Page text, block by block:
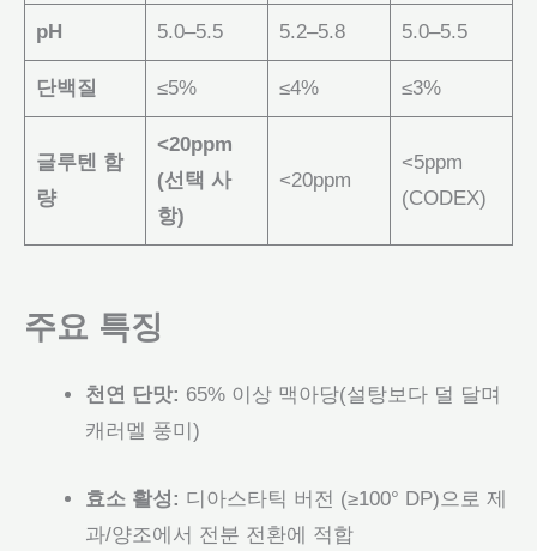
pH 5.0–5.5 5.2–5.8 5.0–5.5
단백질 ≤5% ≤4% ≤3%
글루텐 함
량
<20ppm
(선택 사
항)
<20ppm
<5ppm
(CODEX)
주요 특징
천연 단맛: 65% 이상 맥아당(설탕보다 덜 달며
캐러멜 풍미)
효소 활성: 디아스타틱 버전 (≥100° DP)으로 제
과/양조에서 전분 전환에 적합